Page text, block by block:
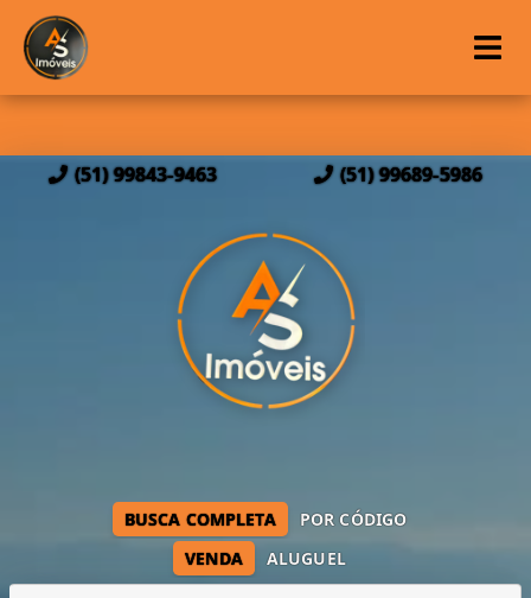
(51) 99843-9463 (51) 99689-5986
VENDA ALUGUEL
BUSCA COMPLETA POR CÓDIGO